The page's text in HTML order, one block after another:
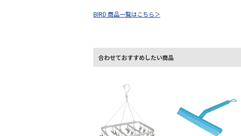
BIRD 商品一覧はこちら＞
合わせておすすめしたい商品